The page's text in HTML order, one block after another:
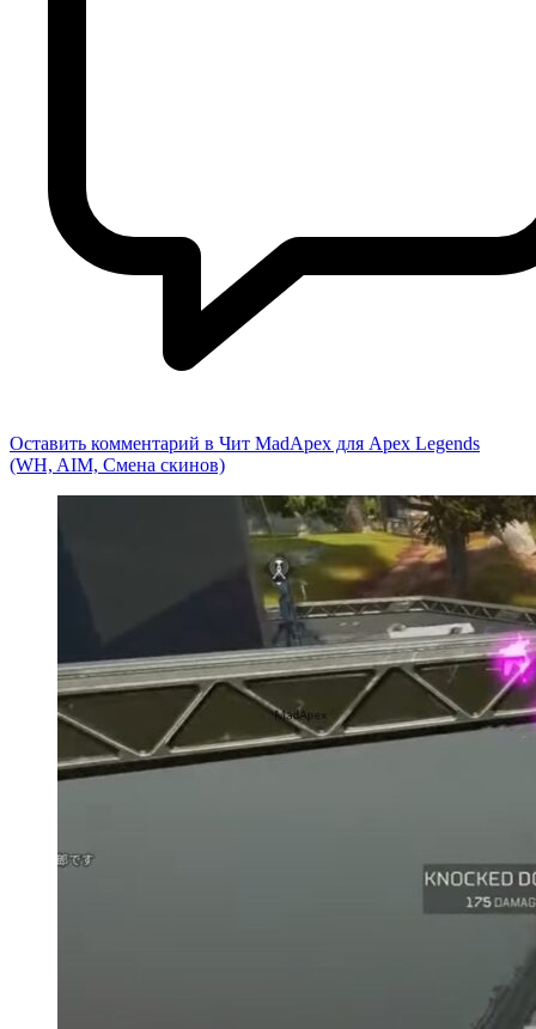
Оставить комментарий в Чит MadApex для Apex Legends
(WH, AIM, Смена скинов)